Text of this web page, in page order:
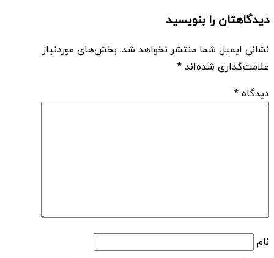
دیدگاهتان را بنویسید
نشانی ایمیل شما منتشر نخواهد شد. بخش‌های موردنیاز
علامت‌گذاری شده‌اند*
دیدگاه*
نام